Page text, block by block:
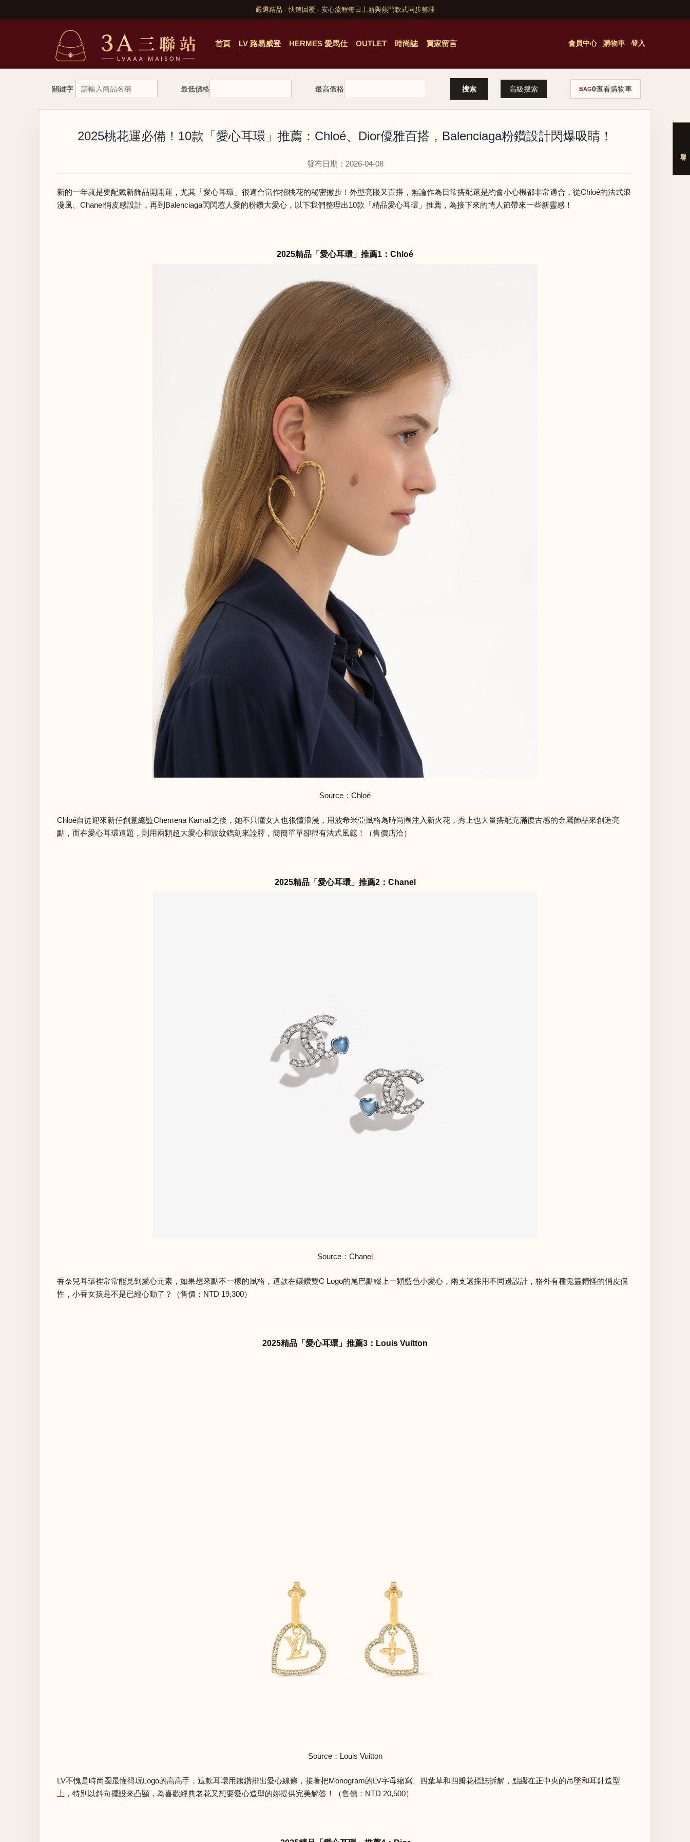
嚴選精品 · 快速回覆 · 安心流程每日上新與熱門款式同步整理
首頁 LV 路易威登 HERMES 愛馬仕 OUTLET 時尚誌 買家留言 會員中心 購物車 登入
關鍵字 最低價格 最高價格 高級搜索 BAG0查看購物車
2025桃花運必備！10款「愛心耳環」推薦：Chloé、Dior優雅百搭，Balenciaga粉鑽設計閃爆吸睛！
發布日期：2026-04-08
新的一年就是要配戴新飾品開開運，尤其「愛心耳環」很適合當作招桃花的秘密撇步！外型亮眼又百搭，無論作為日常搭配還是約會小心機都非常適合，從Chloé的法式浪
漫風、Chanel俏皮感設計，再到Balenciaga閃閃惹人愛的粉鑽大愛心，以下我們整理出10款「精品愛心耳環」推薦，為接下來的情人節帶來一些新靈感！
2025精品「愛心耳環」推薦1：Chloé
Source：Chloé
Chloé自從迎來新任創意總監Chemena Kamali之後，她不只懂女人也很懂浪漫，用波希米亞風格為時尚圈注入新火花，秀上也大量搭配充滿復古感的金屬飾品來創造亮
點，而在愛心耳環這題，則用兩顆超大愛心和波紋鐫刻來詮釋，簡簡單單卻很有法式風範！（售價店洽）
2025精品「愛心耳環」推薦2：Chanel
Source：Chanel
香奈兒耳環裡常常能見到愛心元素，如果想來點不一樣的風格，這款在鑲鑽雙C Logo的尾巴點綴上一顆藍色小愛心，兩支還採用不同邊設計，格外有種鬼靈精怪的俏皮個
性，小香女孩是不是已經心動了？（售價：NTD 19,300）
2025精品「愛心耳環」推薦3：Louis Vuitton
Source：Louis Vuitton
LV不愧是時尚圈最懂得玩Logo的高高手，這款耳環用鑲鑽排出愛心線條，接著把Monogram的LV字母縮寫、四葉草和四瓣花標誌拆解，點綴在正中央的吊墜和耳針造型
上，特別以斜向擺設來凸顯，為喜歡經典老花又想要愛心造型的妳提供完美解答！（售價：NTD 20,500）